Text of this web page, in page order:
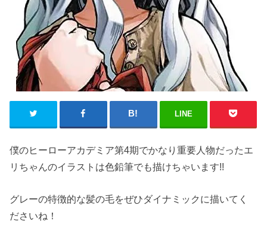
LINE
僕のヒーローアカデミア第4期でかなり重要人物だったエ
リちゃんのイラストは色鉛筆でも描けちゃいます!!
グレーの特徴的な髪の毛をぜひダイナミックに描いてく
ださいね！